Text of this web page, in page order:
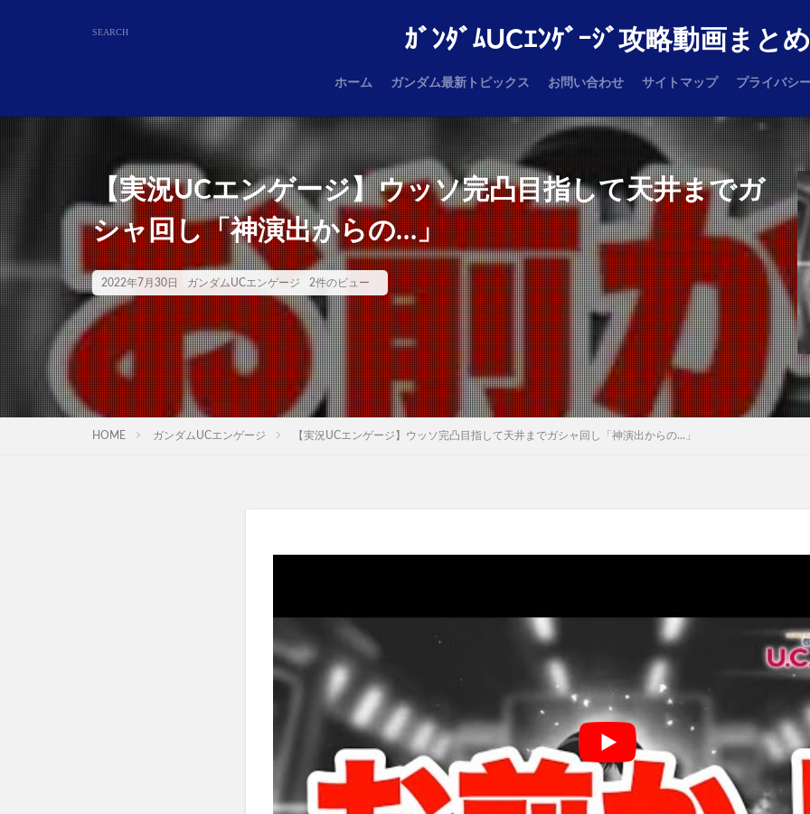
ｶﾞﾝﾀﾞﾑUCｴﾝｹﾞｰｼﾞ攻略動画まとめ
ホーム ガンダム最新トピックス お問い合わせ サイトマップ プライバシ
【実況UCエンゲージ】ウッソ完凸目指して天井までガ
シャ回し「神演出からの…」
2022年7月30日 ガンダムUCエンゲージ 2件のビュー
HOME ガンダムUCエンゲージ 【実況UCエンゲージ】ウッソ完凸目指して天井までガシャ回し「神演出からの…」